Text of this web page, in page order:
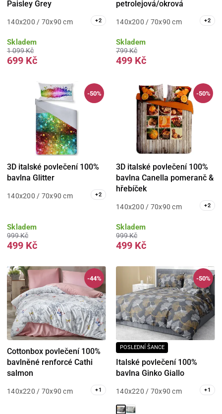
Paisley Grey
140x200 / 70x90 cm +2
Skladem
1 099 Kč
699 Kč
petrolejová/okrová
140x200 / 70x90 cm +2
Skladem
799 Kč
499 Kč
-50%
3D italské povlečení 100%
bavlna Glitter
140x200 / 70x90 cm +2
Skladem
999 Kč
499 Kč
-50%
3D italské povlečení 100%
bavlna Canella pomeranč &
hřebíček
140x200 / 70x90 cm +2
Skladem
999 Kč
499 Kč
-44%
Cottonbox povlečení 100%
bavlněné renforcé Cathi
salmon
140x220 / 70x90 cm +1
-50%
POSLEDNÍ ŠANCE
Italské povlečení 100%
bavlna Ginko Giallo
140x220 / 70x90 cm +1